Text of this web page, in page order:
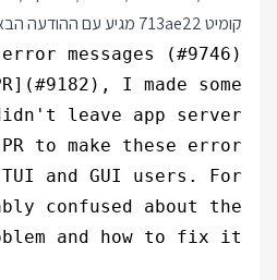
קומיט 713ae22 מגיע עם ההודעה הבאה: